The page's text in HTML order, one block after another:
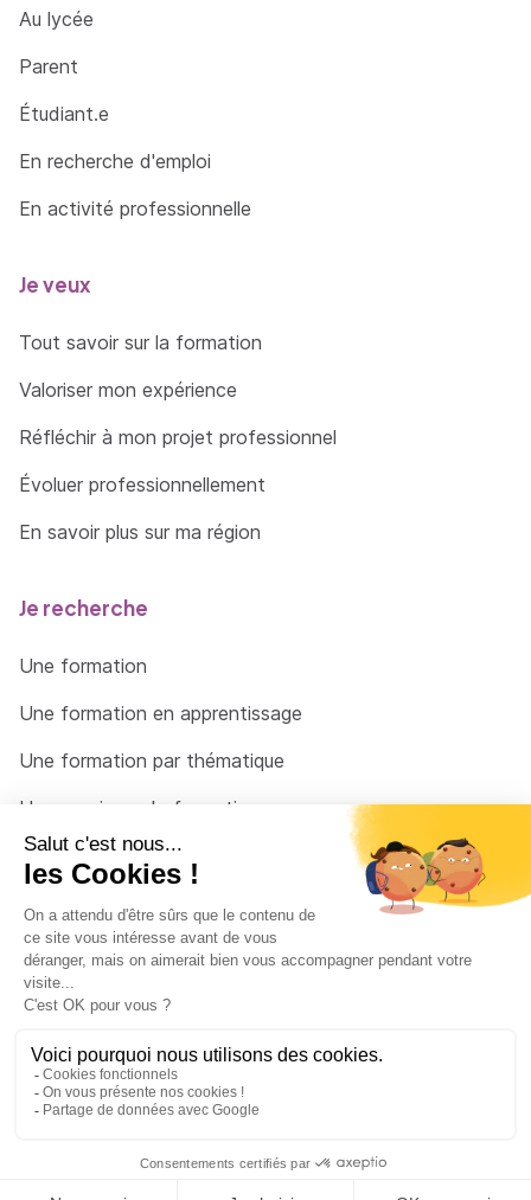
Au lycée
Parent
Étudiant.e
En recherche d'emploi
En activité professionnelle
Je veux
Tout savoir sur la formation
Valoriser mon expérience
Réfléchir à mon projet professionnel
Évoluer professionnellement
En savoir plus sur ma région
Je recherche
Une formation
Une formation en apprentissage
Une formation par thématique
Un organisme de formation
Un conseiller
Une solution pour raccrocher
© 2026 - Côté Formations - par Via Compétences
Menu Pied de page
Mentions Légales
Politique de confidentialité